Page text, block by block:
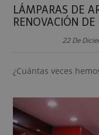
LÁMPARAS DE
RENOVACIÓN
22 De
¿Cuántas veces